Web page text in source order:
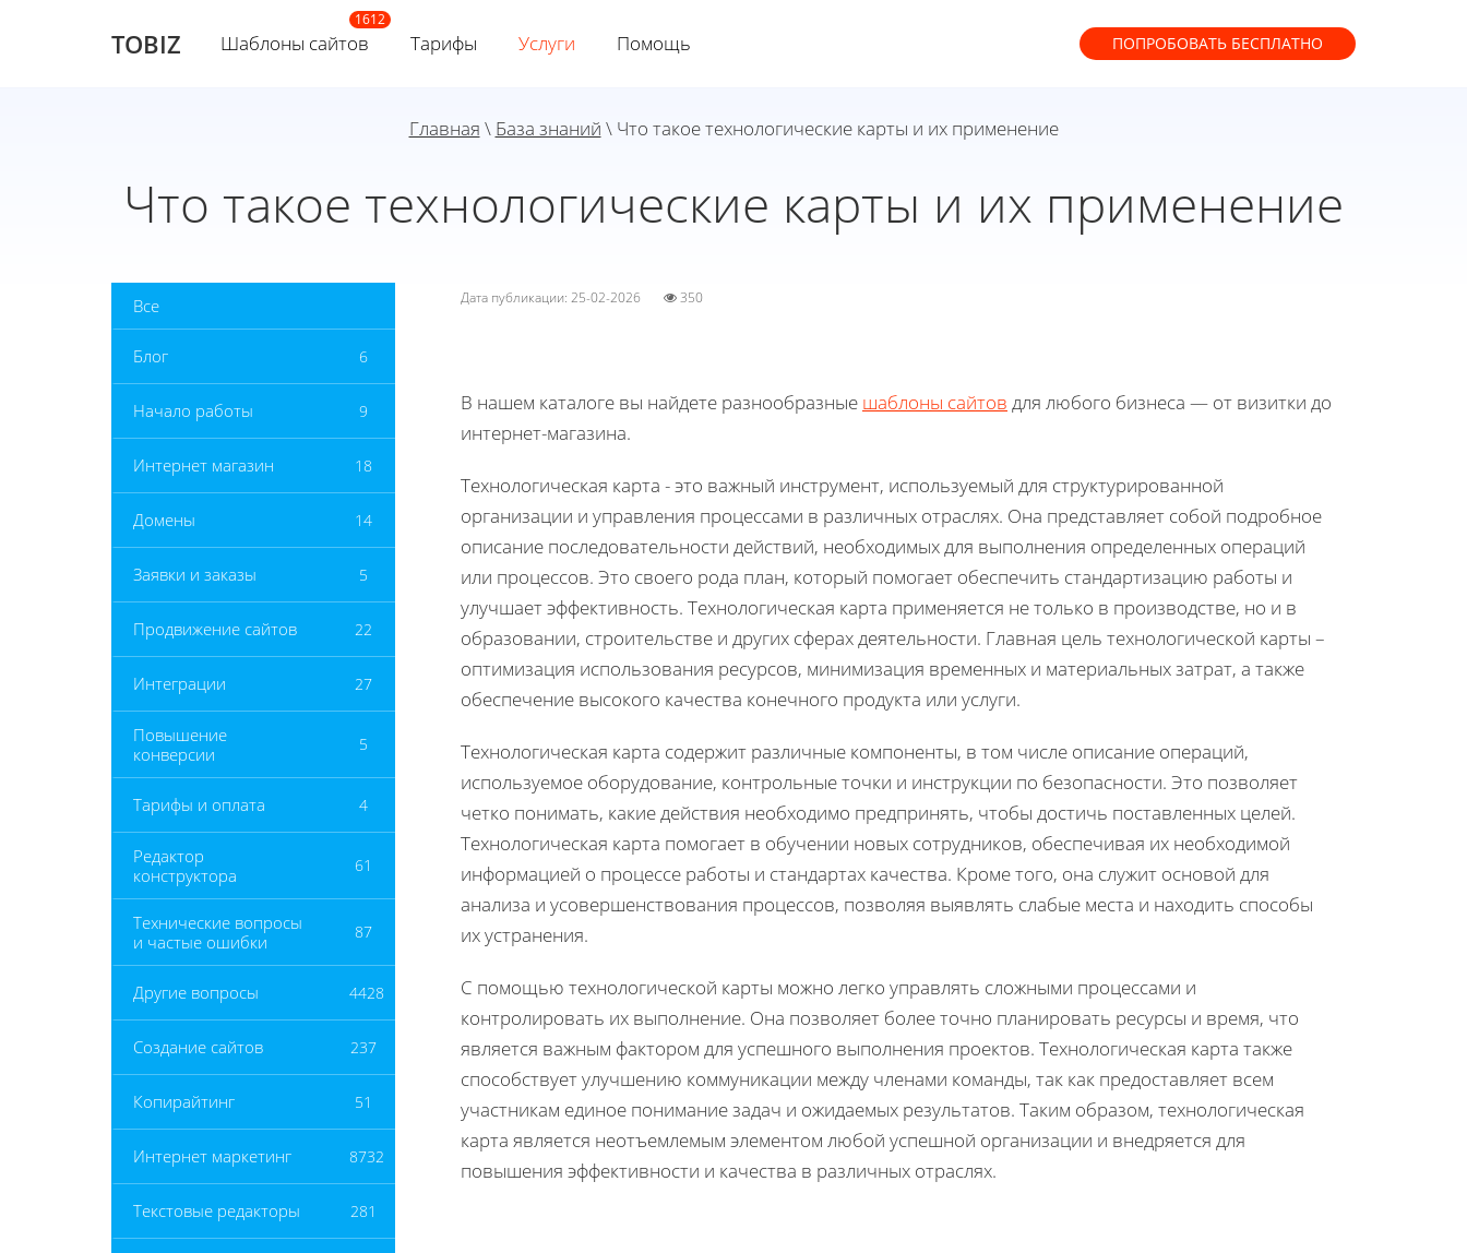
TOBIZ Шаблоны сайтов Тарифы Услуги Помощь ПОПРОБОВАТЬ БЕСПЛАТНО
Главная \ База знаний \ Что такое технологические карты и их применение
Что такое технологические карты и их применение
Все
Блог 6
Начало работы 9
Интернет магазин 18
Домены 14
Заявки и заказы 5
Продвижение сайтов 22
Интеграции 27
Повышение
конверсии
5
Тарифы и оплата 4
Редактор
конструктора
61
Технические вопросы
и частые ошибки
87
Другие вопросы 4428
Создание сайтов 237
Копирайтинг 51
Интернет маркетинг 8732
Текстовые редакторы 281
Дата публикации: 25-02-2026 350
В нашем каталоге вы найдете разнообразные шаблоны сайтов для любого бизнеса — от визитки до
интернет-магазина.
Технологическая карта - это важный инструмент, используемый для структурированной
организации и управления процессами в различных отраслях. Она представляет собой подробное
описание последовательности действий, необходимых для выполнения определенных операций
или процессов. Это своего рода план, который помогает обеспечить стандартизацию работы и
улучшает эффективность. Технологическая карта применяется не только в производстве, но и в
образовании, строительстве и других сферах деятельности. Главная цель технологической карты –
оптимизация использования ресурсов, минимизация временных и материальных затрат, а также
обеспечение высокого качества конечного продукта или услуги.
Технологическая карта содержит различные компоненты, в том числе описание операций,
используемое оборудование, контрольные точки и инструкции по безопасности. Это позволяет
четко понимать, какие действия необходимо предпринять, чтобы достичь поставленных целей.
Технологическая карта помогает в обучении новых сотрудников, обеспечивая их необходимой
информацией о процессе работы и стандартах качества. Кроме того, она служит основой для
анализа и усовершенствования процессов, позволяя выявлять слабые места и находить способы
их устранения.
С помощью технологической карты можно легко управлять сложными процессами и
контролировать их выполнение. Она позволяет более точно планировать ресурсы и время, что
является важным фактором для успешного выполнения проектов. Технологическая карта также
способствует улучшению коммуникации между членами команды, так как предоставляет всем
участникам единое понимание задач и ожидаемых результатов. Таким образом, технологическая
карта является неотъемлемым элементом любой успешной организации и внедряется для
повышения эффективности и качества в различных отраслях.